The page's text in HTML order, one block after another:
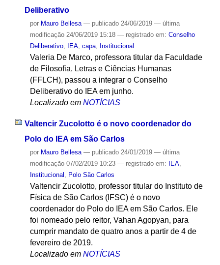
Deliberativo
por Mauro Bellesa — publicado24/06/2019 — última
modificação24/06/2019 15:18 — registrado em: Conselho
Deliberativo, IEA, capa, Institucional
Valeria De Marco, professora titular da Faculdade
de Filosofia, Letras e Ciências Humanas
(FFLCH), passou a integrar o Conselho
Deliberativo do IEA em junho.
Localizado em NOTÍCIAS
Valtencir Zucolotto é o novo coordenador do
Polo do IEA em São Carlos
por Mauro Bellesa — publicado24/01/2019 — última
modificação07/02/2019 10:23 — registrado em: IEA,
Institucional
Polo São Carlos
Valtencir Zucolotto, professor titular do Instituto de
Física de São Carlos (IFSC) é o novo
coordenador do Polo do IEA em São Carlos. Ele
foi nomeado pelo reitor, Vahan Agopyan, para
cumprir mandato de quatro anos a partir de 4 de
fevereiro de 2019.
Localizado em NOTÍCIAS